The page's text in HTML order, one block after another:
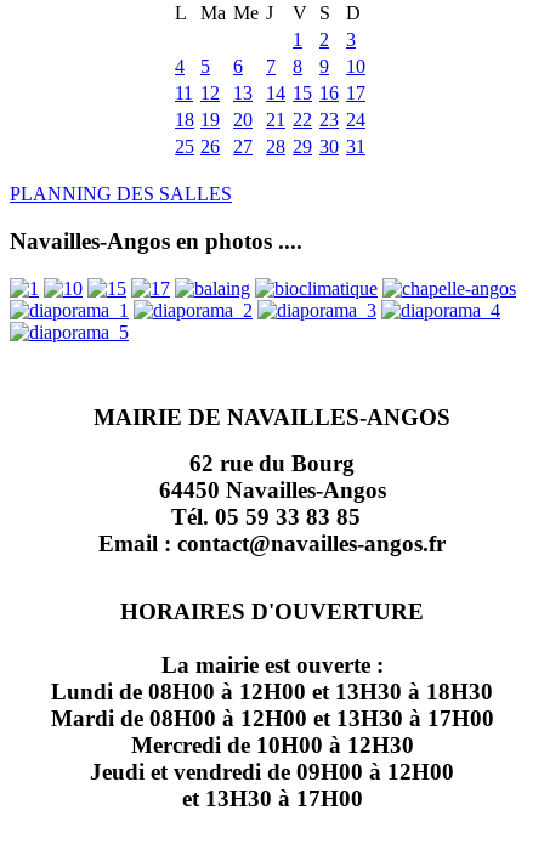
L
Ma Me J V S
D
1
2
3
4
5 6 7 8 9
10
11 12 13 14 15 16 17
18 19 20 21 22 23 24
25 26 27 28 29 30 31
PLANNING DES SALLES
Navailles-Angos en photos ....
MAIRIE DE NAVAILLES-ANGOS
62 rue du Bourg
64450 Navailles-Angos
Tél. 05 59 33 83 85
Email : contact@navailles-angos.fr
HORAIRES D'OUVERTURE
La mairie est ouverte :
Lundi de 08H00 à 12H00 et 13H30 à 18H30
Mardi de 08H00 à 12H00 et 13H30 à 17H00
Mercredi de 10H00 à 12H30
Jeudi et vendredi de 09H00 à 12H00
et 13H30 à 17H00